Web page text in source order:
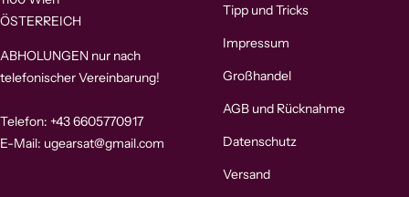
ÖSTERREICH
ABHOLUNGEN nur nach
telefonischer Vereinbarung!
Telefon: +43 6605770917
E-Mail: ugearsat@gmail.com
Tipp und Tricks
Impressum
Großhandel
AGB und Rücknahme
Datenschutz
Versand